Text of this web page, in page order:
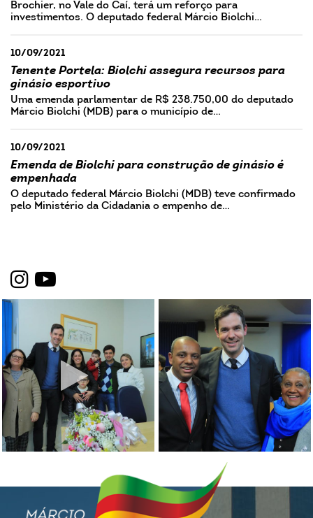
Brochier, no Vale do Caí, terá um reforço para
investimentos. O deputado federal Márcio Biolchi…
10/09/2021
Tenente Portela: Biolchi assegura recursos para
ginásio esportivo
Uma emenda parlamentar de R$ 238.750,00 do deputado
Márcio Biolchi (MDB) para o município de…
10/09/2021
Emenda de Biolchi para construção de ginásio é
empenhada
O deputado federal Márcio Biolchi (MDB) teve confirmado
pelo Ministério da Cidadania o empenho de…